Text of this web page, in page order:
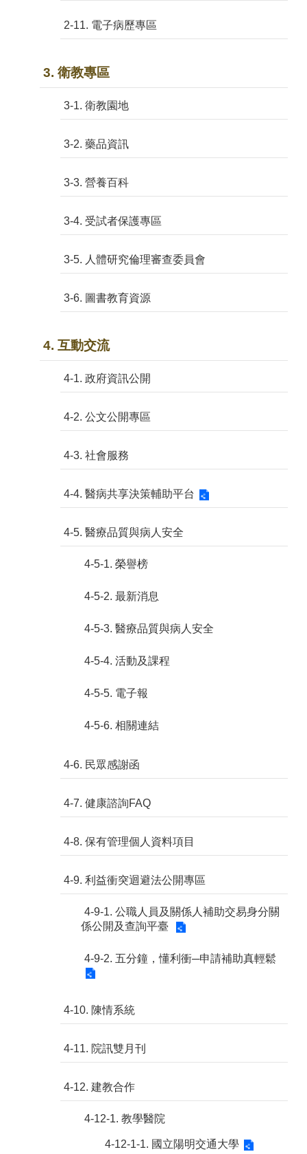
2-11. 電子病歷專區
3. 衛教專區
3-1. 衛教園地
3-2. 藥品資訊
3-3. 營養百科
3-4. 受試者保護專區
3-5. 人體研究倫理審查委員會
3-6. 圖書教育資源
4. 互動交流
4-1. 政府資訊公開
4-2. 公文公開專區
4-3. 社會服務
4-4. 醫病共享決策輔助平台
4-5. 醫療品質與病人安全
4-5-1. 榮譽榜
4-5-2. 最新消息
4-5-3. 醫療品質與病人安全
4-5-4. 活動及課程
4-5-5. 電子報
4-5-6. 相關連結
4-6. 民眾感謝函
4-7. 健康諮詢FAQ
4-8. 保有管理個人資料項目
4-9. 利益衝突迴避法公開專區
4-9-1. 公職人員及關係人補助交易身分關
係公開及查詢平臺
4-9-2. 五分鐘，懂利衝─申請補助真輕鬆
4-10. 陳情系統
4-11. 院訊雙月刊
4-12. 建教合作
4-12-1. 教學醫院
4-12-1-1. 國立陽明交通大學